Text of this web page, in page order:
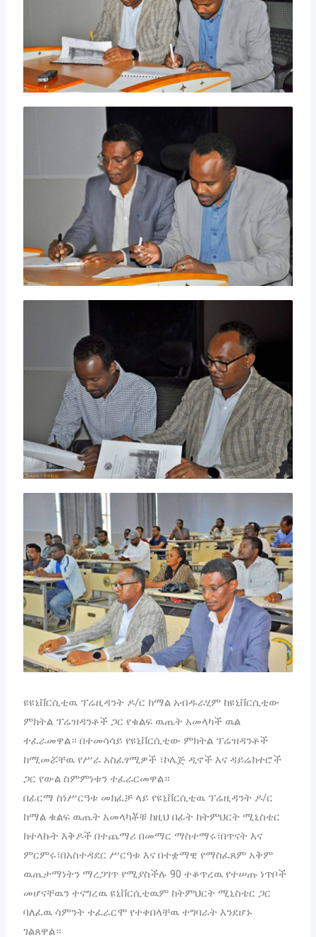
ዩዩኒቨርሲቲዉ ፕሬዚዳንት ዶ/ር ከማል አብዱራሂም ከዩኒቨርሲቲው
ምክትል ፕሬዝዳንቶች ጋር የቁልፍ ዉጤት አመላካች ዉል
ተፈራመዋል። በተመሳሳይ የዩኒቨርሲቲው ምክትል ፕሬዝዳንቶች
ከሚመሯቸዉ የሥራ አስፈፃሚዎች ፣ኮሌጅ ዲኖች እና ዳይሬክተሮች
ጋር የውል ስምምነቱን ተፈራርመዋል።
በፊርማ ስነሥርዓቱ መክፈቻ ላይ የዩኒቨርሲቲዉ ፕሬዚዳንት ዶ/ር
ከማል ቁልፍ ዉጤት አመላካቾቹ ከዚህ በፊት ከትምህርት ሚኒስቴር
ከተላኩት እቅዶች በተጨማሪ በመማር ማስተማሩ፣በጥናት እና
ምርምሩ፣በአስተዳደር ሥርዓቱ እና በተቋማዊ የማስፈጸም አቅም
ዉጤታማነትን ማረጋገጥ የሚያስችሉ 90 ተቆጥረዉ የተሠጡ ነጥቦች
መሆናቸዉን ተናግረዉ ዩኒቨርሲቲዉም ከትምህርት ሚኒስቴር ጋር
ባለፈዉ ሳምንት ተፈራርሞ የተቀበላቸዉ ተግባራት እንደሆኑ
ገልጸዋል።